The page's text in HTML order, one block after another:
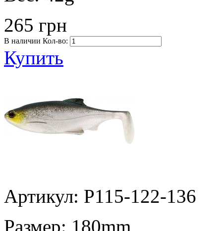
265 грн
В наличии Кол-во:
Купить
Артикул: P115-122-136
Размер: 180mm